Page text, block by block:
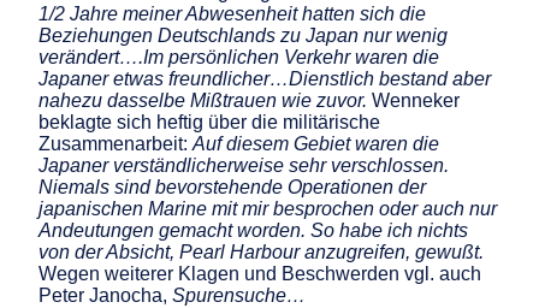
1/2 Jahre meiner Abwesenheit hatten sich die
Beziehungen Deutschlands zu Japan nur wenig
verändert….Im persönlichen Verkehr waren die
Japaner etwas freundlicher…Dienstlich bestand aber
nahezu dasselbe Mißtrauen wie zuvor. Wenneker
beklagte sich heftig über die militärische
Zusammenarbeit: Auf diesem Gebiet waren die
Japaner verständlicherweise sehr verschlossen.
Niemals sind bevorstehende Operationen der
japanischen Marine mit mir besprochen oder auch nur
Andeutungen gemacht worden. So habe ich nichts
von der Absicht, Pearl Harbour anzugreifen, gewußt.
Wegen weiterer Klagen und Beschwerden vgl. auch
Peter Janocha, Spurensuche…